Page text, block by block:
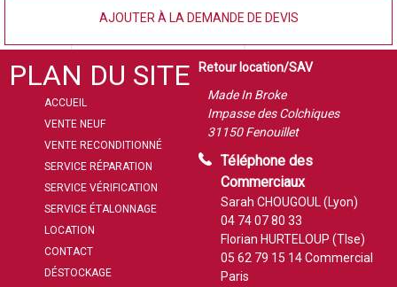
AJOUTER À LA DEMANDE DE DEVIS
PLAN DU SITE
ACCUEIL
VENTE NEUF
VENTE RECONDITIONNÉ
SERVICE RÉPARATION
SERVICE VÉRIFICATION
SERVICE ÉTALONNAGE
LOCATION
CONTACT
DÉSTOCKAGE
Retour location/SAV
Made In Broke
Impasse des Colchiques
31150 Fenouillet
Téléphone des
Commerciaux
Sarah CHOUGOUL (Lyon)
04 74 07 80 33
Florian HURTELOUP (Tlse)
05 62 79 15 14Commercial
Paris